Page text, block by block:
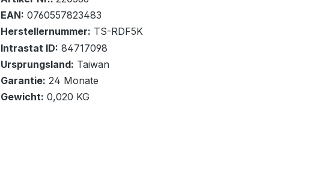
In den Warenkorb
EAN: 0760557823483
Herstellernummer: TS-RDF5K
Intrastat ID: 84717098
Ursprungsland: Taiwan
Garantie: 24 Monate
Gewicht: 0,020 KG